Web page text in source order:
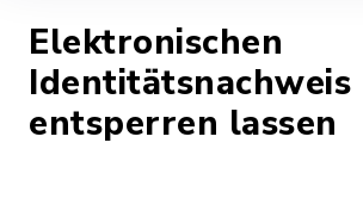
Elektronischen
Identitätsnachweis
entsperren lassen